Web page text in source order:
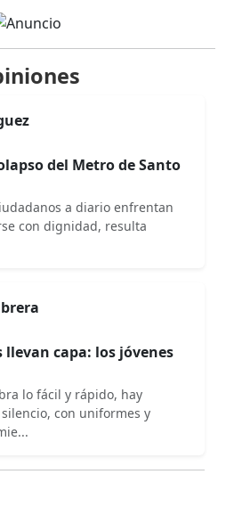
del Metro de Santo
a diario enfrentan
con dignidad, resulta
llevan capa: los jóvenes
lo fácil y rápido, hay
con uniformes y